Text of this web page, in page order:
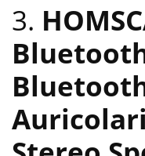
3.